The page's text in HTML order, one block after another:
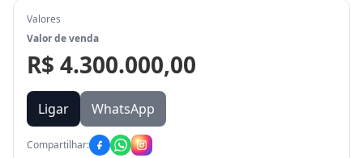
Valores
Valor de venda
R$ 4.300.000,00
Ligar WhatsApp
Compartilhar: